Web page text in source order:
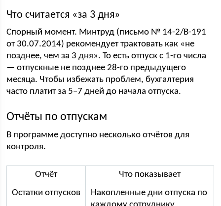
Что считается «за 3 дня»
Спорный момент. Минтруд (письмо № 14-2/В-191
от 30.07.2014) рекомендует трактовать как «не
позднее, чем за 3 дня». То есть отпуск с 1-го числа
— отпускные не позднее 28-го предыдущего
месяца. Чтобы избежать проблем, бухгалтерия
часто платит за 5–7 дней до начала отпуска.
Отчёты по отпускам
В программе доступно несколько отчётов для
контроля.
Отчёт
Что показывает
Остатки отпусков
Накопленные дни отпуска по